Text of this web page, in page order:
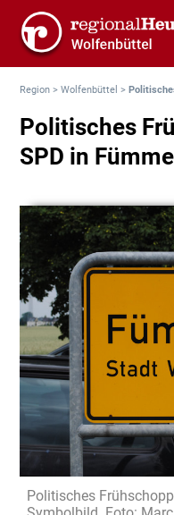
Region >Wolfenbüttel >
Politisches
SPD in
Politisches